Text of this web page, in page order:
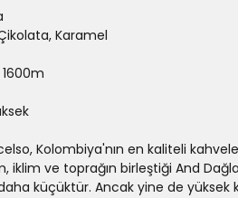
Karamel
Kolombiya'nın en kaliteli
iklim ve toprağın birleştiği And
küçüktür. Ancak yine de yüksek